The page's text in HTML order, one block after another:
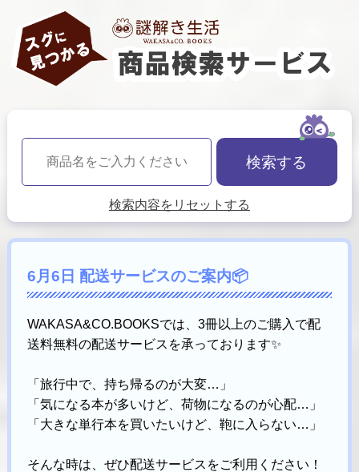
検索する
検索内容をリセットする
6月6日 配送サービスのご案内📦
WAKASA&CO.BOOKSでは、3冊以上のご購入で配
送料無料の配送サービスを承っております✨
「旅行中で、持ち帰るのが大変…」
「気になる本が多いけど、荷物になるのが心配…」
「大きな単行本を買いたいけど、鞄に入らない…」
そんな時は、ぜひ配送サービスをご利用ください！